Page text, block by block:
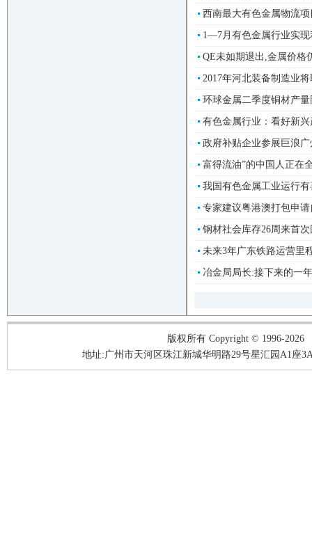
西南最大有色金属物流
1—7月有色金属行业实
QE未如期退出,金属价格
2017年河北装备制造业
环球金属二季度铜材产
有色金属行业：看好新
政府补贴企业参展巨浪
富得流油”的中国人正在
我国有色金属工业运行
专家建议粤港澳打包申
钢材社会库存26周来首
未来3年广东铁路运营里
冶金局局长:接下来的一
版权所有 Copyright © 1996-2026
地址:广州市天河区珠江新城华明路29号星汇园A1座